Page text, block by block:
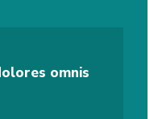
omnis